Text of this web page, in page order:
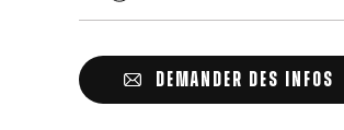
DEMANDER DES INFOS